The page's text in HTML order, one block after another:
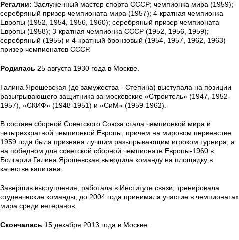
Регалии: Заслуженный мастер спорта СССР; чемпионка мира (1959);
серебряный призер чемпионата мира (1957); 4-кратная чемпионка
Европы (1952, 1954, 1956, 1960); серебряный призер чемпионата
Европы (1958); 3-кратная чемпионка СССР (1952, 1956, 1959);
серебряный (1955) и 4-кратный бронзовый (1954, 1957, 1962, 1963)
призер чемпионатов СССР.
Родилась 25 августа 1930 года в Москве.
Галина Ярошевская (до замужества - Степина) выступала на позиции
разыгрывающего защитника за московские «Строитель» (1947, 1952-
1957), «СКИФ» (1948-1951) и «СиМ» (1959-1962).
В составе сборной Советского Союза стала чемпионкой мира и
четырехкратной чемпионкой Европы, причем на мировом первенстве
1959 года была признана лучшим разыгрывающим игроком турнира, а
на победном для советской сборной чемпионате Европы-1960 в
Болгарии Галина Ярошевская выводила команду на площадку в
качестве капитана.
Завершив выступления, работала в Институте связи, тренировала
студенческие команды, до 2004 года принимала участие в чемпионатах
мира среди ветеранов.
Скончалась 15 декабря 2013 года в Москве.